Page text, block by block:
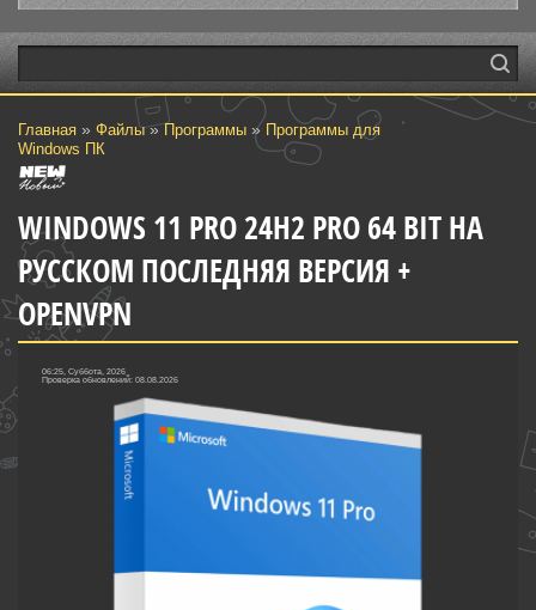
Главная » Файлы»Программы » Программы для
Windows ПК
WINDOWS 11 PRO 24H2 PRO 64 BIT НА
РУССКОМ ПОСЛЕДНЯЯ ВЕРСИЯ +
OPENVPN
06:25, Суббота, 2026
Проверка обновлений: 08.08.2026